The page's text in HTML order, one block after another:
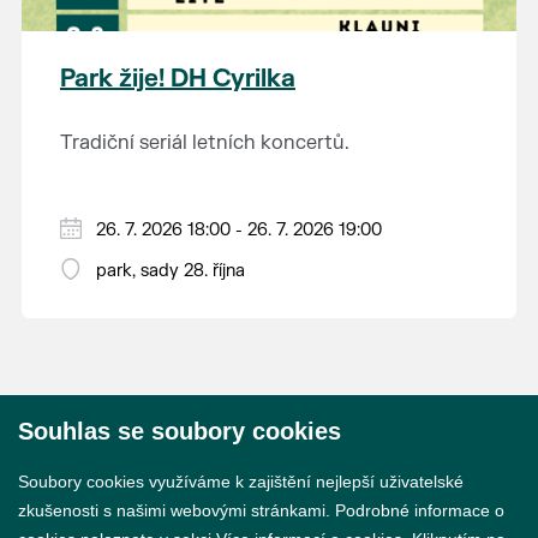
nachází nejrozsáhlejší parkově upravená
krajina na světě, která je zapsána na Seznam
světového přírodního a kulturního dědictví
informací najdetezde.
vozidel vyhrazena.
Park žije! DH Cyrilka
Tradiční seriál letních koncertů.
26. 7. 2026 18:00 - 26. 7. 2026 19:00
park, sady 28. října
Souhlas se soubory cookies
Soubory cookies využíváme k zajištění nejlepší uživatelské
zkušenosti s našimi webovými stránkami. Podrobné informace o